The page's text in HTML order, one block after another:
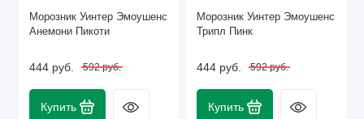
Морозник Уинтер Эмоушенс
Анемони Пикоти
444 руб. 592 руб.
Купить
Морозник Уинтер Эмоушенс
Трипл Пинк
444 руб. 592 руб.
Купить